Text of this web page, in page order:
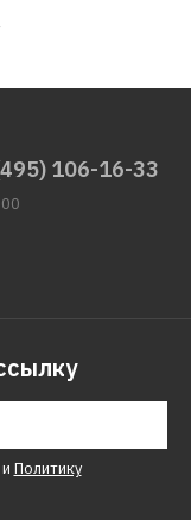
106-16-33
и Политику